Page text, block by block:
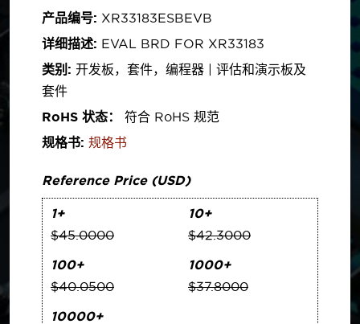
产品编号: XR33183ESBEVB
详细描述: EVAL BRD FOR XR33183
类别: 开发板，套件，编程器 | 评估和演示板及
套件
RoHS 状态：
符合 RoHS 规范
规格书: 规格书
Reference Price (USD)
1+
$45.0000
10+
$42.3000
100+
$40.0500
1000+
$37.8000
10000+